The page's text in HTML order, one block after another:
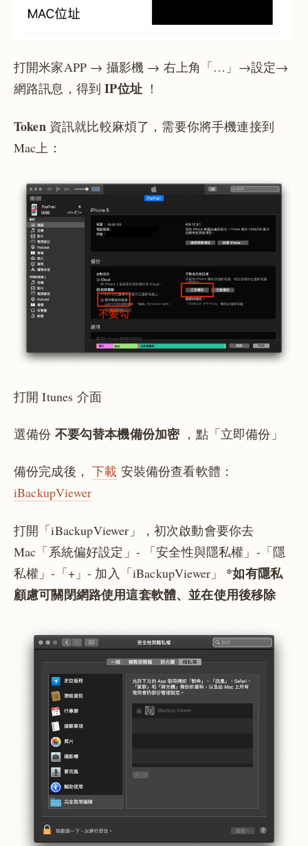
打開米家APP → 攝影機 → 右上角「…」→設定→
網路訊息，得到IP位址！
Token資訊就比較麻煩了，需要你將手機連接到
Mac上：
打開 Itunes 介面
選備份 不要勾替本機備份加密，點「立即備份」
備份完成後，下載 安裝備份查看軟體：
iBackupViewer
打開「iBackupViewer」，初次啟動會要你去
Mac「系統偏好設定」- 「安全性與隱私權」-「隱
私權」-「+」- 加入「iBackupViewer」 *如有隱私
顧慮可關閉網路使用這套軟體、並在使用後移除